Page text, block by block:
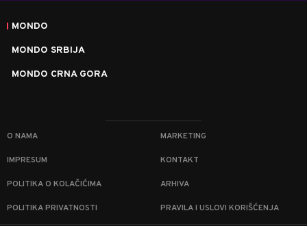
MONDO
MONDO SRBIJA
MONDO CRNA GORA
O NAMA MARKETING
IMPRESUM KONTAKT
POLITIKA O KOLAČIĆIMA ARHIVA
POLITIKA PRIVATNOSTI PRAVILA I USLOVI KORIŠĆENJA